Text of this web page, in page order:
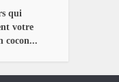
qui
votre
cocon...